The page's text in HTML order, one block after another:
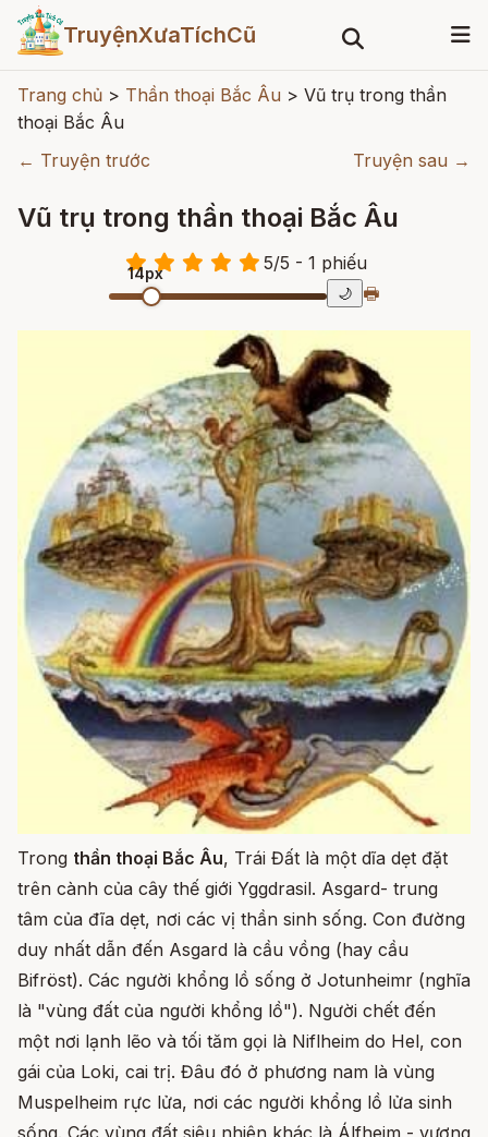
TruyệnXưaTíchCũ
Trang chủ > Thần thoại Bắc Âu > Vũ trụ trong thần
thoại Bắc Âu
← Truyện trước
Truyện sau →
Vũ trụ trong thần thoại Bắc Âu
5/5 - 1 phiếu
14px
🌙 🖶
Trong thần thoại Bắc Âu, Trái Đất là một dĩa dẹt đặt
trên cành của cây thế giới Yggdrasil. Asgard- trung
tâm của đĩa dẹt, nơi các vị thần sinh sống. Con đường
duy nhất dẫn đến Asgard là cầu vồng (hay cầu
Bifröst). Các người khổng lồ sống ở Jotunheimr (nghĩa
là "vùng đất của người khổng lồ"). Người chết đến
một nơi lạnh lẽo và tối tăm gọi là Niflheim do Hel, con
gái của Loki, cai trị. Đâu đó ở phương nam là vùng
Muspelheim rực lửa, nơi các người khổng lồ lửa sinh